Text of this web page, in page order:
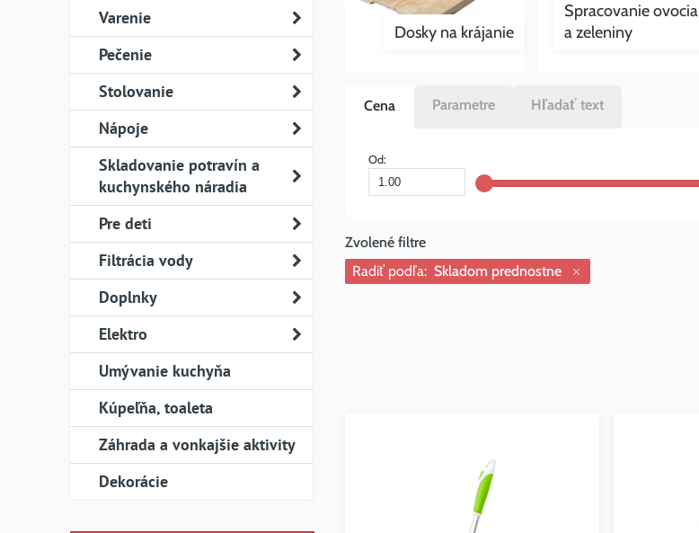
Varenie
Pečenie
Stolovanie
Nápoje
Skladovanie potravín a
kuchynského náradia
Pre deti
Filtrácia vody
Doplnky
Elektro
Umývanie kuchyňa
Kúpeľňa, toaleta
Záhrada a vonkajšie aktivity
Dekorácie
Dosky na krájanie
Spracovanie ovocia
a zeleniny
Cena Parametre Hľadať text
Od:
Radiť podľa: Skladom prednostne